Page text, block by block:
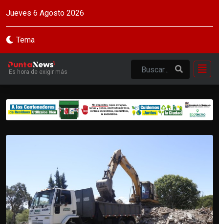
Jueves 6 Agosto 2026
Tema
Es hora de exigir más